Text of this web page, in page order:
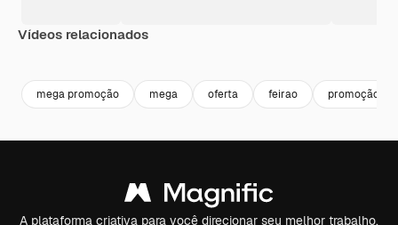
Vídeos relacionados
mega promoção mega oferta feirao promoção
A plataforma criativa para você direcionar seu melhor trabalho.